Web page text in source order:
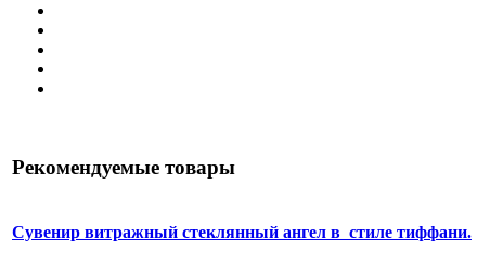
Рекомендуемые товары
Сувенир витражный стеклянный ангел в стиле тиффани.